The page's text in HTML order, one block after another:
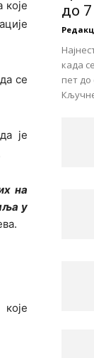
се
је
на
у
до 7
када
пет до